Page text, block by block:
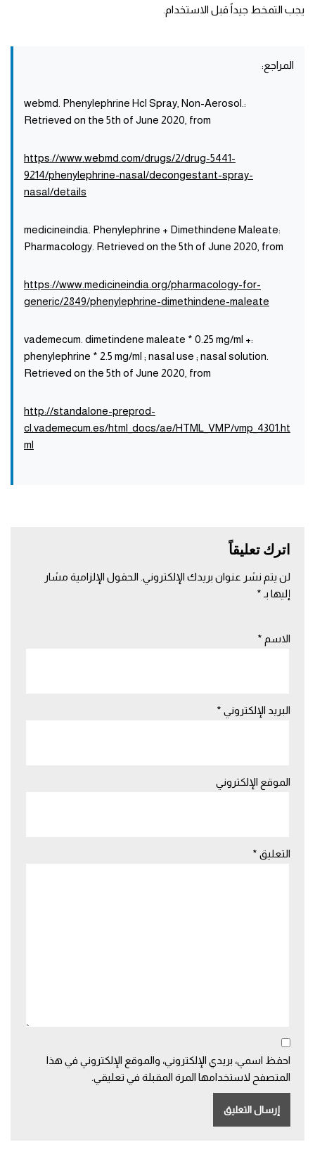
يجب التمخط جيداً قبل الاستخدام.
المراجع:
:webmd. Phenylephrine Hcl Spray, Non-Aerosol.
Retrieved on the 5th of June 2020, from
https://www.webmd.com/drugs/2/drug-5441-
9214/phenylephrine-nasal/decongestant-spray-
nasal/details
:medicineindia. Phenylephrine + Dimethindene Maleate
Pharmacology. Retrieved on the 5th of June 2020, from
https://www.medicineindia.org/pharmacology-for-
generic/2849/phenylephrine-dimethindene-maleate
:vademecum. dimetindene maleate * 0.25 mg/ml +
phenylephrine * 2.5 mg/ml ; nasal use ; nasal solution.
Retrieved on the 5th of June 2020, from
http://standalone-preprod-
cl.vademecum.es/html_docs/ae/HTML_VMP/vmp_4301.ht
ml
اترك تعليقاً
لن يتم نشر عنوان بريدك الإلكتروني. الحقول الإلزامية مشار
إليها بـ *
الاسم *
البريد الإلكتروني *
الموقع الإلكتروني
التعليق *
احفظ اسمي، بريدي الإلكتروني، والموقع الإلكتروني في هذا
المتصفح لاستخدامها المرة المقبلة في تعليقي.